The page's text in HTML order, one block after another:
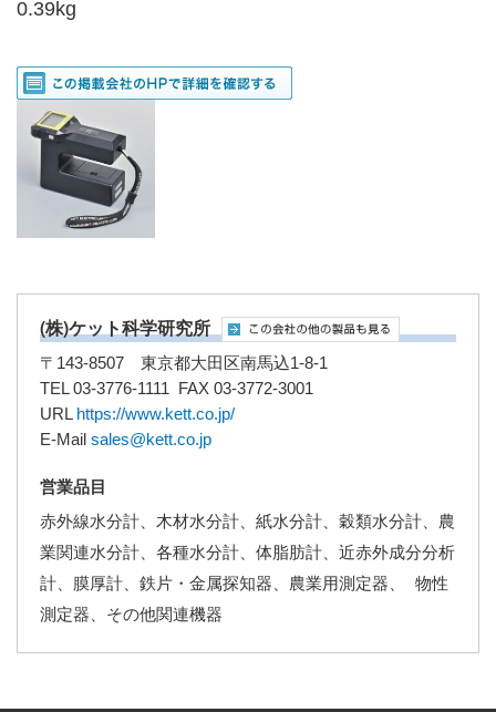
0.39kg
(株)ケット科学研究所
〒143-8507 東京都大田区南馬込1-8-1
TEL 03-3776-1111 FAX 03-3772-3001
URL https://www.kett.co.jp/
E-Mail sales@kett.co.jp
営業品目
赤外線水分計、木材水分計、紙水分計、穀類水分計、農
業関連水分計、各種水分計、体脂肪計、近赤外成分分析
計、膜厚計、鉄片・金属探知器、農業用測定器、 物性
測定器、その他関連機器